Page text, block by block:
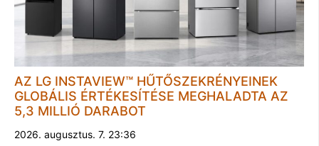
AZ LG INSTAVIEW™ HŰTŐSZEKRÉNYEINEK
GLOBÁLIS ÉRTÉKESÍTÉSE MEGHALADTA AZ
5,3 MILLIÓ DARABOT
2026. augusztus. 7. 23:36